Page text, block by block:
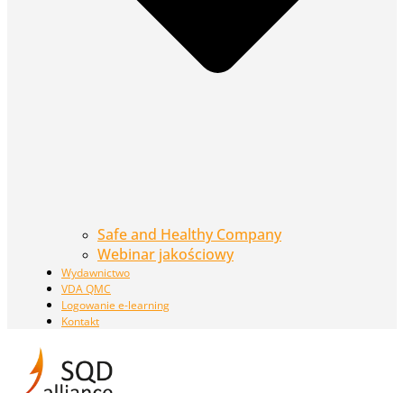
Safe and Healthy Company
Webinar jakościowy
Wydawnictwo
VDA QMC
Logowanie e-learning
Kontakt